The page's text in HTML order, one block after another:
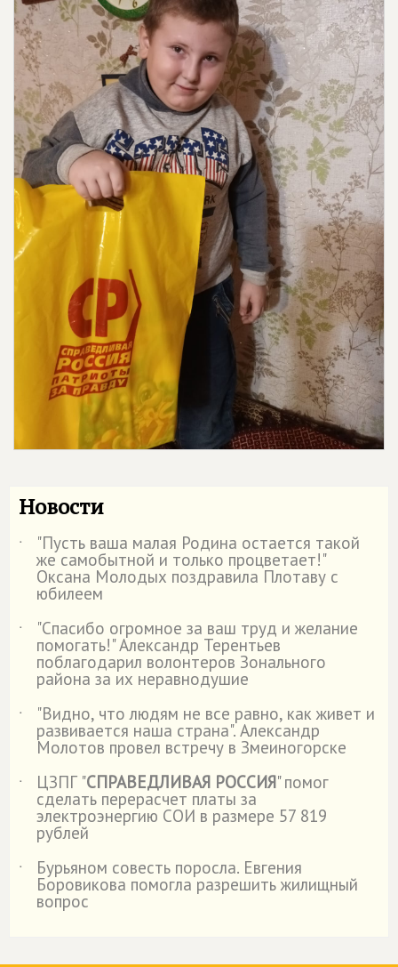
Новости
˙ "Пусть ваша малая Родина остается такой
же самобытной и только процветает!"
Оксана Молодых поздравила Плотаву с
юбилеем
˙
"Спасибо огромное за ваш труд и желание
помогать!" Александр Терентьев
поблагодарил волонтеров Зонального
района за их неравнодушие
˙
"Видно, что людям не все равно, как живет и
развивается наша страна". Александр
Молотов провел встречу в Змеиногорске
˙
ЦЗПГ "СПРАВЕДЛИВАЯ РОССИЯ" помог
сделать перерасчет платы за
электроэнергию СОИ в размере 57 819
рублей
˙
Бурьяном совесть поросла. Евгения
Боровикова помогла разрешить жилищный
вопрос